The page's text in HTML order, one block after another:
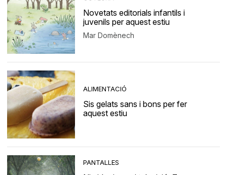
Novetats editorials infantils i
juvenils per aquest estiu
Mar Domènech
ALIMENTACIÓ
Sis gelats sans i bons per fer
aquest estiu
PANTALLES